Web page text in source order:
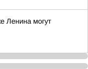
Ленина могут